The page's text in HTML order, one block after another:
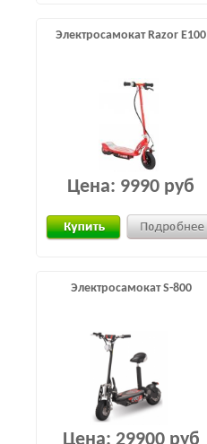
Электросамокат Razor E100
Цена: 9990 руб
Электросамокат S-800